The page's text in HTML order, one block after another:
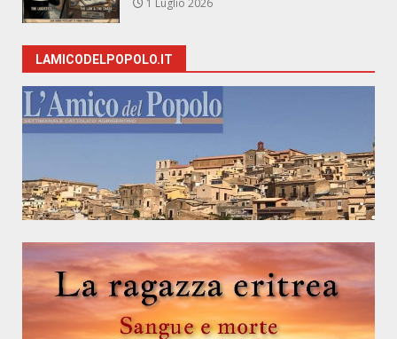
1 Luglio 2026
LAMICODELPOPOLO.IT